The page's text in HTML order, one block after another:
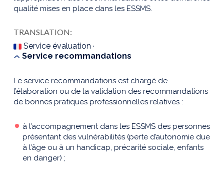
qualité mises en place dans les ESSMS.
TRANSLATION:
Service évaluation ·
Service recommandations
Le service recommandations est chargé de
l’élaboration ou de la validation des recommandations
de bonnes pratiques professionnelles relatives :
à l’accompagnement dans les ESSMS des personnes
présentant des vulnérabilités (perte d’autonomie due
à l’âge ou à un handicap, précarité sociale, enfants
en danger) ;